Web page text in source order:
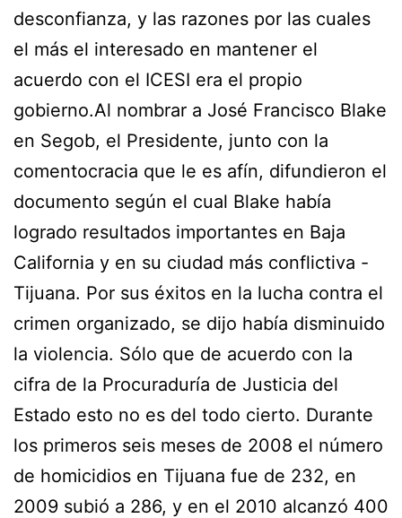
desconfianza, y las razones por las cuales
el más el interesado en mantener el
acuerdo con el ICESI era el propio
gobierno.Al nombrar a José Francisco Blake
en Segob, el Presidente, junto con la
comentocracia que le es afín, difundieron el
documento según el cual Blake había
logrado resultados importantes en Baja
California y en su ciudad más conflictiva -
Tijuana. Por sus éxitos en la lucha contra el
crimen organizado, se dijo había disminuido
la violencia. Sólo que de acuerdo con la
cifra de la Procuraduría de Justicia del
Estado esto no es del todo cierto. Durante
los primeros seis meses de 2008 el número
de homicidios en Tijuana fue de 232, en
2009 subió a 286, y en el 2010 alcanzó 400